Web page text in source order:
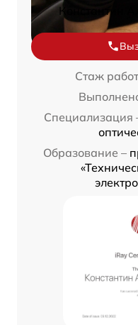
Константин
Стаж
Специализация
Образование –